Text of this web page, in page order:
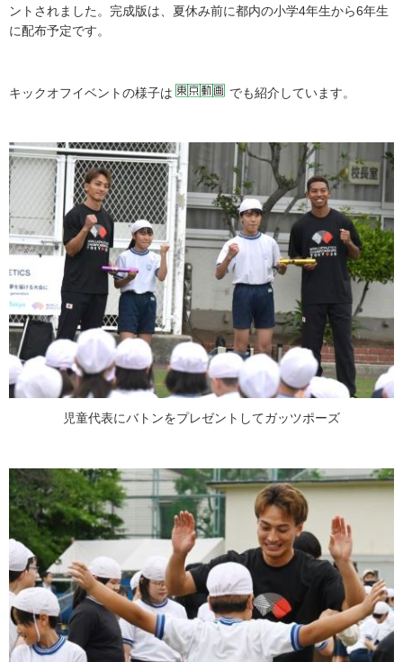
ントされました。完成版は、夏休み前に都内の小学4年生から6年生
に配布予定です。
キックオフイベントの様子は でも紹介しています。
児童代表にバトンをプレゼントしてガッツポーズ